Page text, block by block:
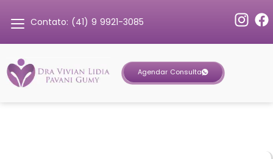
Contato: (41) 9 9921-3085
Agendar Consulta